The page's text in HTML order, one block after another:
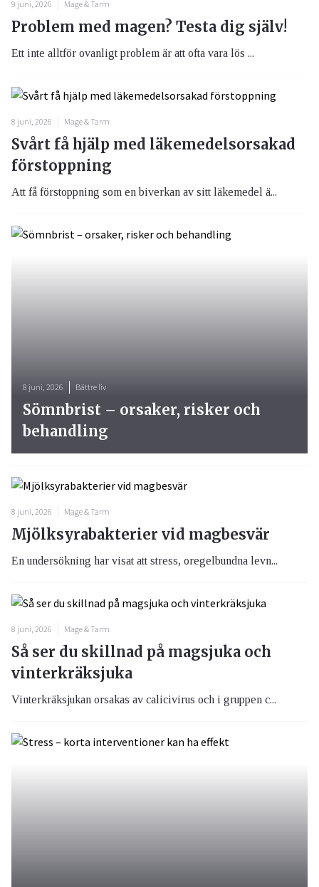
9 juni, 2026 Mage & Tarm
Problem med magen? Testa dig själv!
Ett inte alltför ovanligt problem är att ofta vara lös ...
8 juni, 2026 Mage & Tarm
Svårt få hjälp med läkemedelsorsakad
förstoppning
Att få förstoppning som en biverkan av sitt läkemedel ä...
8 juni, 2026 Mage & Tarm
Mjölksyrabakterier vid magbesvär
En undersökning har visat att stress, oregelbundna levn...
8 juni, 2026 Mage & Tarm
Så ser du skillnad på magsjuka och
vinterkräksjuka
Vinterkräksjukan orsakas av calicivirus och i gruppen c...
8 juni, 2026 Bättre liv
Sömnbrist – orsaker, risker och
behandling